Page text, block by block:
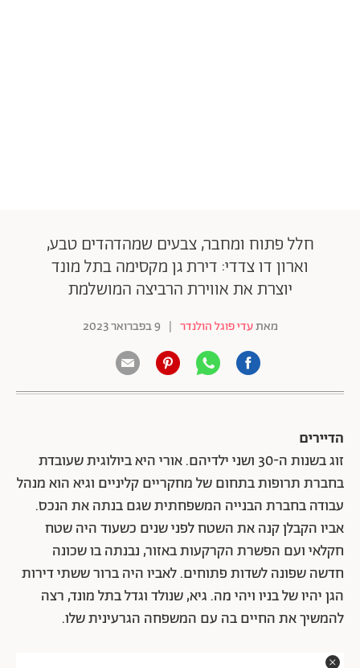
חלל פתוח ומחבר, צבעים שמהדהדים טבע,
וארון דו צדדי: דירת גן מקסימה בתל מונד
יוצרת את אווירת הרביצה המושלמת
מאתעדי פוגל הולנדר | 9 בפברואר 2023
הדיירים
זוג בשנות ה-30 ושני ילדיהם. אורי היא ביולוגית שעובדת
בחברת תרופות בתחום של מחקריים קליניים וגיא הוא מנהל
עבודה בחברת הבנייה המשפחתית שגם בנתה את הנכס.
אביו הקבלן קנה את השטח לפני שנים כשעוד היה שטח
חקלאי ועם הפשרת הקרקעות באזור, נבנתה בו שכונה
חדשה שפונה לשדות פתוחים. לאביו היה ברור ששתי דירות
הגן יהיו של בניו ויהי מה. גיא, שנולד וגדל בתל מונד, רצה
להמשיך את החיים בה עם המשפחה הגרעינית שלו.